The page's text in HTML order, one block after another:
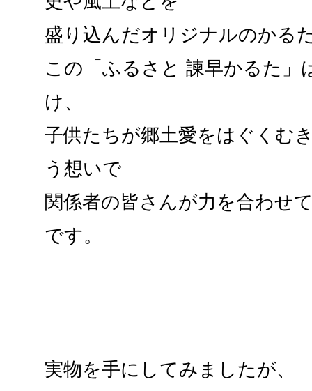
盛り込んだオリジナルのかる
この「ふるさと 諫早かるた」
け、
子供たちが郷土愛をはぐくむ
う想いで
関係者の皆さんが力を合わせ
です。
実物を手にしてみましたが、